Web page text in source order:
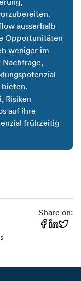
ausserhalb
Opportunitäten
weniger im
Nachfrage,
Risiken
auf ihre
frühzeitig
Share on: